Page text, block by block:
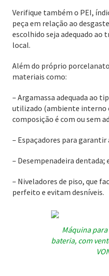
Verifique também o PEI,
peça em relação ao
escolhido seja adequado ao
local.
Além do próprio
materiais como:
– Argamassa adequada ao
utilizado (ambiente interno
composição é com ou sem
– Espaçadores para
– Desempenadeira dentada;
– Niveladores de piso, que
perfeito e evitam desníveis.
Máquina
bateria, com